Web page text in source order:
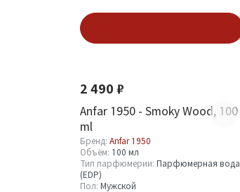
2 490 ₽
Anfar 1950 - Smoky Wood, 100
ml
Бренд: Anfar 1950
Объём: 100 мл
Тип парфюмерии: Парфюмерная вода
(EDP)
Пол: Мужской